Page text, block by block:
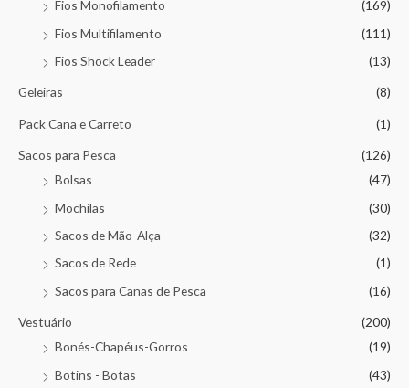
Fios Monofilamento
(169)
Fios Multifilamento
(111)
Fios Shock Leader
(13)
Geleiras (8)
Pack Cana e Carreto (1)
Sacos para Pesca
(126)
Bolsas
(47)
Mochilas
(30)
Sacos de Mão-Alça
(32)
Sacos de Rede
(1)
Sacos para Canas de Pesca
(16)
Vestuário
(200)
Bonés-Chapéus-Gorros
(19)
Botins - Botas
(43)